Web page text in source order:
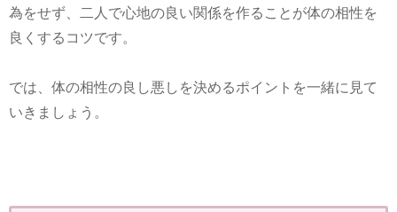
為をせず、二人で心地の良い関係を作ることが体の相性を
良くするコツです。
では、体の相性の良し悪しを決めるポイントを一緒に見て
いきましょう。